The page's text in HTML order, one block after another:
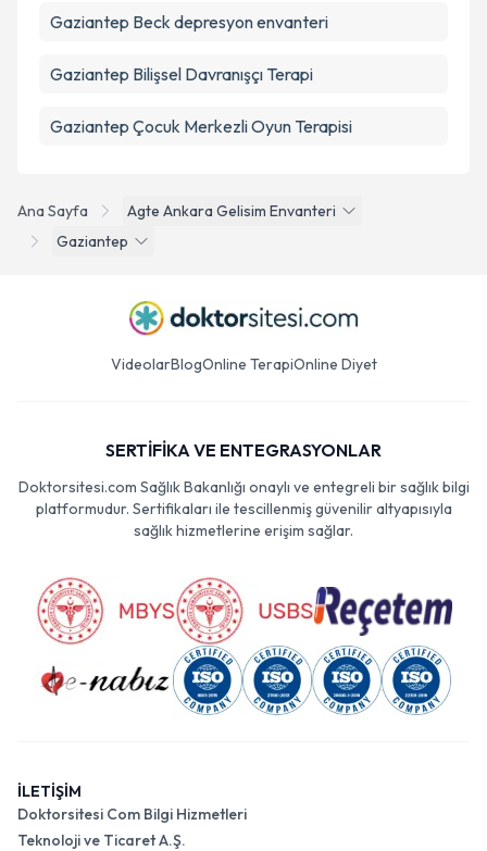
Ana Sayfa
Agte Ankara Gelisim Envanteri
Gaziantep
Gaziantep Beck depresyon envanteri
Gaziantep Bilişsel Davranışçı Terapi
Gaziantep Çocuk Merkezli Oyun Terapisi
VideolarBlogOnline TerapiOnline Diyet
SERTİFİKA VE ENTEGRASYONLAR
Doktorsitesi.com Sağlık Bakanlığı onaylı ve entegreli bir sağlık bilgi
platformudur. Sertifikaları ile tescillenmiş güvenilir altyapısıyla
sağlık hizmetlerine erişim sağlar.
İLETİŞİM
Doktorsitesi Com Bilgi Hizmetleri
Teknoloji ve Ticaret A.Ş.